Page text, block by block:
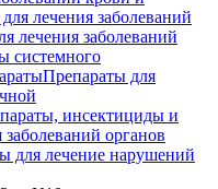
лечения заболеваний
лечения заболеваний
системного
Препараты для
инсектициды и
органов
для лечение нарушений